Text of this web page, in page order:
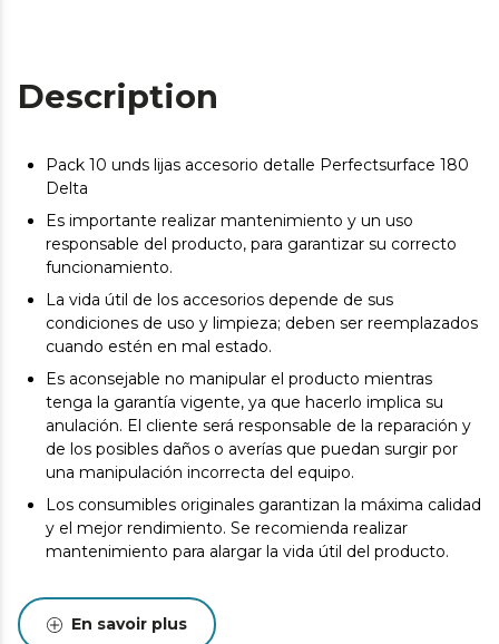
Description
Pack 10 unds lijas accesorio detalle Perfectsurface 180
Delta
Es importante realizar mantenimiento y un uso
responsable del producto, para garantizar su correcto
funcionamiento.
La vida útil de los accesorios depende de sus
condiciones de uso y limpieza; deben ser reemplazados
cuando estén en mal estado.
Es aconsejable no manipular el producto mientras
tenga la garantía vigente, ya que hacerlo implica su
anulación. El cliente será responsable de la reparación y
de los posibles daños o averías que puedan surgir por
una manipulación incorrecta del equipo.
Los consumibles originales garantizan la máxima calidad
y el mejor rendimiento. Se recomienda realizar
mantenimiento para alargar la vida útil del producto.
En savoir plus